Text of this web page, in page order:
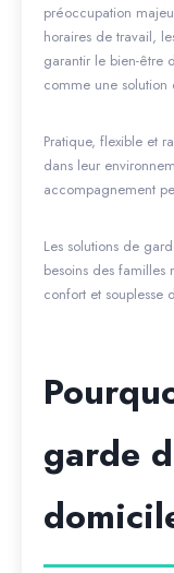
préoccupation
horaires de travail,
garantir le bien-être
comme une
Pratique, flexible et
dans leur
accompagnement
Les solutions de
besoins des
confort et souplesse
garde